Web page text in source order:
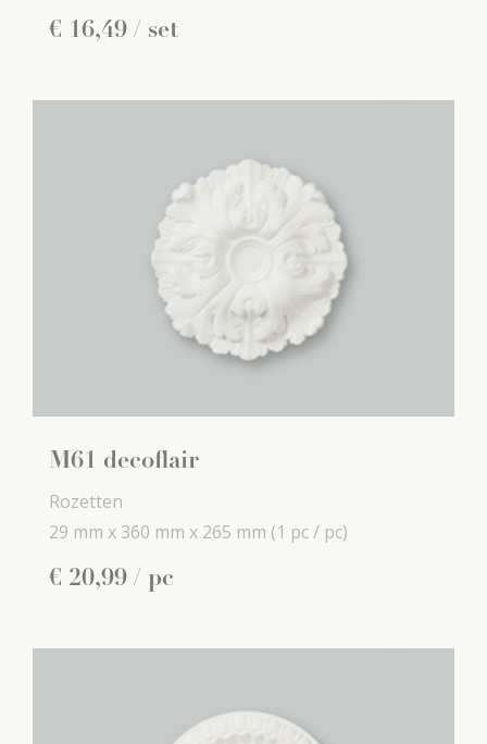
€ 16,49 / set
M61 decoflair
Rozetten
29 mm x 360 mm x 265 mm (1 pc / pc)
€ 20,99 / pc